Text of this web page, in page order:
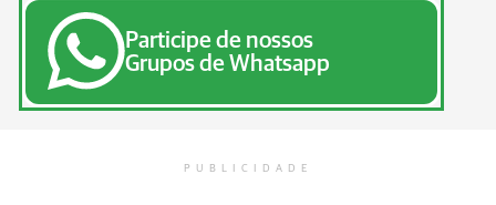
Participe de nossos
Grupos de Whatsapp
PUBLICIDADE